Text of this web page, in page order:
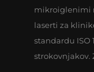
mikroiglenimi
laserti za
standardu ISO
strokovnjakov.